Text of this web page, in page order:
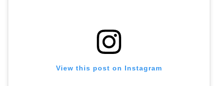
View this post on Instagram